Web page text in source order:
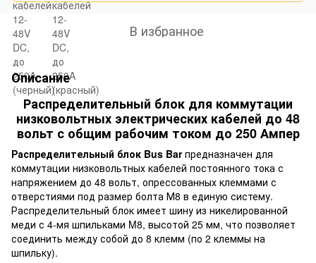
В избранное
Описание
Распределительный блок для коммутации
низковольтных электрических кабелей до 48
вольт с общим рабочим током до 250 Ампер
Распределительный блок Bus Barпредназначен для
коммутации низковольтных кабелей постоянного тока с
напряжением до 48 вольт, опрессованных клеммами с
отверстиями под размер болта М8 в единую систему.
Распределительный блок имеет шину из никелированной
меди с 4-мя шпильками M8, высотой 25 мм, что позволяет
соединить между собой до 8 клемм (по 2 клеммы на
шпильку).